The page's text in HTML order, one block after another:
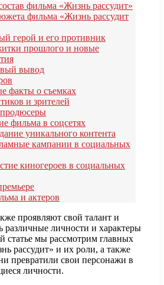
фильма «Жизнь рассудит»
фильма «Жизнь рассудит
герой и его противник
прошлого и новые
вывод
факты о съемках
и зрителей
фильма в соцсетях
уникального контента
кампании в социальных
киногероев в социальных
и актеров
проявляют свой талант и
различные личности и характеры
статье мы рассмотрим главных
рассудит» и их роли, а также
превратили свои персонажи в
личности.